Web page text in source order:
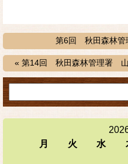
第6回 秋田森林管
« 第14回 秋田森林管理署 山
月
火 水